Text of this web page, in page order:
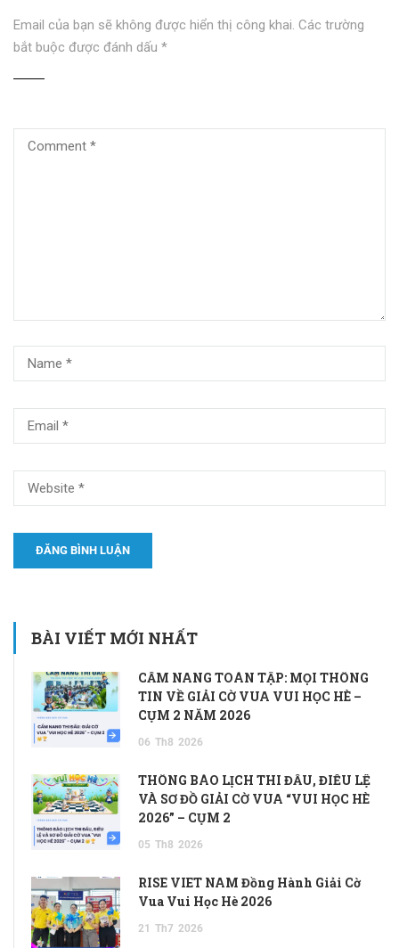
Email của bạn sẽ không được hiển thị công khai. Các trường
bắt buộc được đánh dấu *
BÀI VIẾT MỚI NHẤT
CẨM NANG TOÀN TẬP: MỌI THÔNG
TIN VỀ GIẢI CỜ VUA VUI HỌC HÈ –
CỤM 2 NĂM 2026
06 Th8 2026
THÔNG BÁO LỊCH THI ĐẤU, ĐIỀU LỆ
VÀ SƠ ĐỒ GIẢI CỜ VUA “VUI HỌC HÈ
2026” – CỤM 2
05 Th8 2026
RISE VIET NAM Đồng Hành Giải Cờ
Vua Vui Học Hè 2026
21 Th7 2026